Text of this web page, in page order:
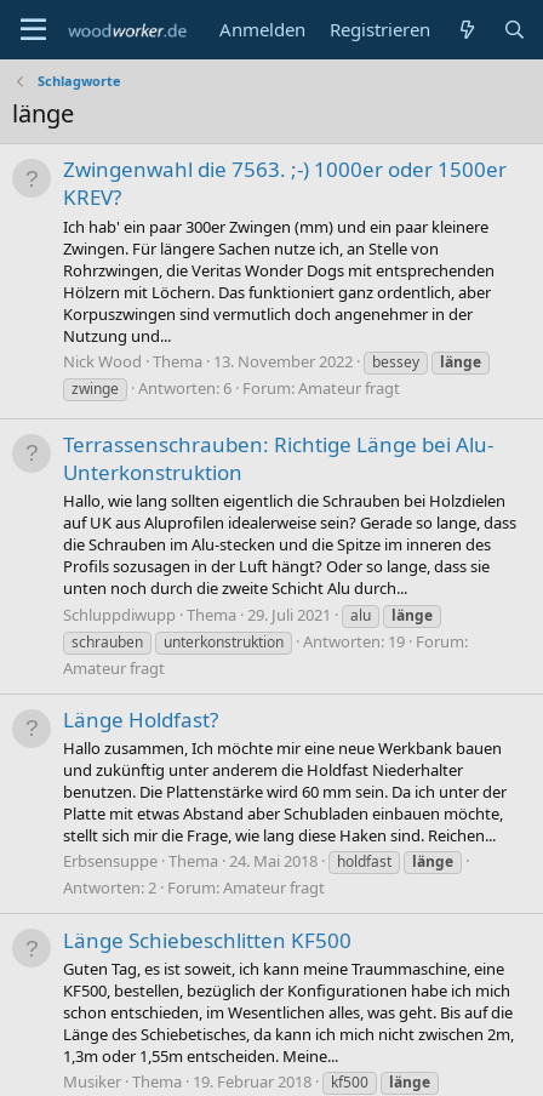
Anmelden Registrieren
Schlagworte
länge
Zwingenwahl die 7563. ;-) 1000er oder 1500er
KREV?
Ich hab' ein paar 300er Zwingen (mm) und ein paar kleinere
Zwingen. Für längere Sachen nutze ich, an Stelle von
Rohrzwingen, die Veritas Wonder Dogs mit entsprechenden
Hölzern mit Löchern. Das funktioniert ganz ordentlich, aber
Korpuszwingen sind vermutlich doch angenehmer in der
Nutzung und...
Nick Wood Thema 13. November 2022 bessey
länge
zwinge
Antworten: 6 Forum:Amateur fragt
Terrassenschrauben: Richtige Länge bei Alu-
Unterkonstruktion
Hallo, wie lang sollten eigentlich die Schrauben bei Holzdielen
auf UK aus Aluprofilen idealerweise sein? Gerade so lange, dass
die Schrauben im Alu-stecken und die Spitze im inneren des
Profils sozusagen in der Luft hängt? Oder so lange, dass sie
unten noch durch die zweite Schicht Alu durch...
Schluppdiwupp Thema 29. Juli 2021 alu
länge
schrauben
unterkonstruktion Antworten: 19 Forum:
Amateur fragt
Länge Holdfast?
Hallo zusammen, Ich möchte mir eine neue Werkbank bauen
und zukünftig unter anderem die Holdfast Niederhalter
benutzen. Die Plattenstärke wird 60 mm sein. Da ich unter der
Platte mit etwas Abstand aber Schubladen einbauen möchte,
stellt sich mir die Frage, wie lang diese Haken sind. Reichen...
Erbsensuppe Thema 24. Mai 2018 holdfast länge
Antworten: 2 Forum:Amateur fragt
Länge Schiebeschlitten KF500
Guten Tag, es ist soweit, ich kann meine Traummaschine, eine
KF500, bestellen, bezüglich der Konfigurationen habe ich mich
schon entschieden, im Wesentlichen alles, was geht. Bis auf die
Länge des Schiebetisches, da kann ich mich nicht zwischen 2m,
1,3m oder 1,55m entscheiden. Meine...
Musiker Thema 19. Februar 2018 kf500
länge